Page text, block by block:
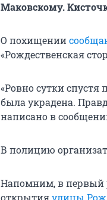
Маковскому.
О похищении
«Рождественская
«Ровно сутки спустя
была украдена.
написано в
В полицию
Напомним, в первый
открытияулицы